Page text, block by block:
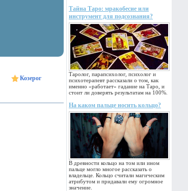
Тайна Таро: мракобесие или
инструмент для подсознания?
Таролог, парапсихолог, психолог и
психотерапевт рассказали о том, как
именно «работает» гадание на Таро, и
стоит ли доверять результатам на 100%.
На каком пальце носить кольцо?
В древности кольцо на том или ином
пальце могло многое рассказать о
владельце. Кольцо считали магическим
атрибутом и придавали ему огромное
значение.
Козерог